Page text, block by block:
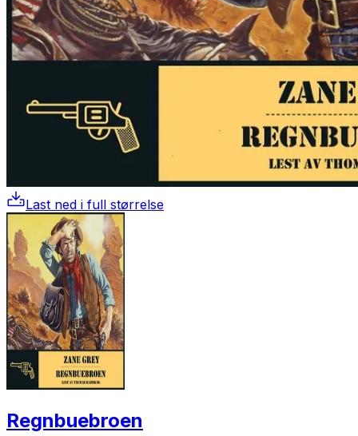
Last ned i full størrelse
Regnbuebroen